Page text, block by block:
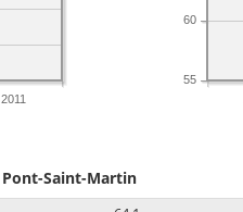
2011
55
60
Pont-Saint-Martin